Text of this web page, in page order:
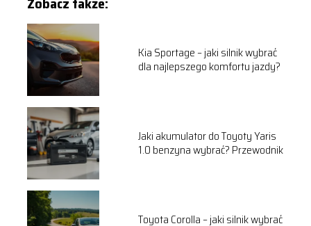
Kia Sportage – jaki silnik wybrać
dla najlepszego komfortu jazdy?
Jaki akumulator do Toyoty Yaris
1.0 benzyna wybrać? Przewodnik
Toyota Corolla – jaki silnik wybrać